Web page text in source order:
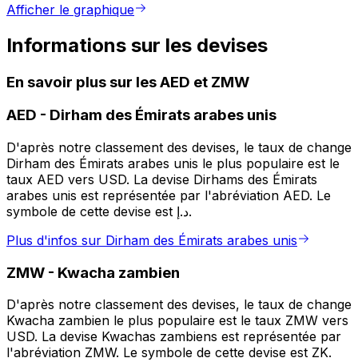
Afficher le graphique
Informations sur les devises
En savoir plus sur les AED et ZMW
AED - Dirham des Émirats arabes unis
D'après notre classement des devises, le taux de change
Dirham des Émirats arabes unis le plus populaire est le
taux AED vers USD. La devise Dirhams des Émirats
arabes unis est représentée par l'abréviation AED. Le
symbole de cette devise est د.إ.
Plus d'infos sur Dirham des Émirats arabes unis
ZMW - Kwacha zambien
D'après notre classement des devises, le taux de change
Kwacha zambien le plus populaire est le taux ZMW vers
USD. La devise Kwachas zambiens est représentée par
l'abréviation ZMW. Le symbole de cette devise est ZK.